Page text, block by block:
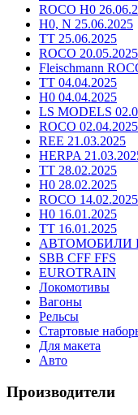
ROCO H0
H0, N 25.06.2025
TT 25.06.2025
ROCO 20.05.2025
Fleischmann
TT 04.04.2025
H0 04.04.2025
LS MODELS
ROCO 02.04.2025
REE 21.03.2025
HERPA
TT 28.02.2025
H0 28.02.2025
ROCO 14.02.2025
H0 16.01.2025
TT 16.01.2025
АВТОМОБИЛИ
SBB CFF FFS
EUROTRAIN
Локомотивы
Вагоны
Рельсы
Стартовые
Для макета
Авто
Производители